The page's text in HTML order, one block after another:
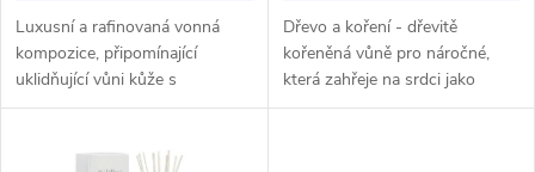
u
k
u
k
Luxusní a rafinovaná vonná
kompozice, připomínající
uklidňující vůni kůže s
okouzlujícím závěrem vůně
Vrchol: mandarinka a levandule
Dřevo a koření - dřevitě
kořeněná vůně pro náročné,
která zahřeje na srdci jako
útulný domácí krb. Tóny